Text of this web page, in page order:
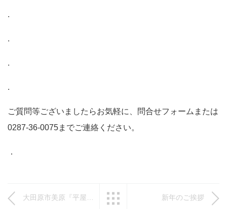
.
.
.
.
ご質問等ございましたらお気軽に、問合せフォームまたは
0287-36-0075までご連絡ください。
．
大田原市美原『平屋建売住宅』販売会開催‼ 新年のご挨拶